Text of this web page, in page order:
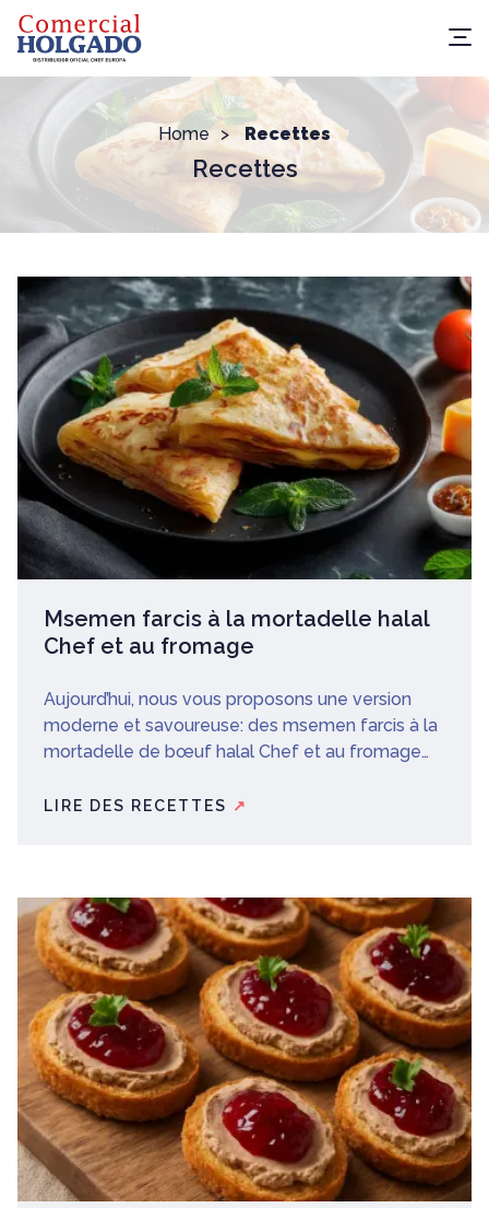
Home Recettes
Recettes
Msemen farcis à la mortadelle halal
Chef et au fromage
Aujourd’hui, nous vous proposons une version
moderne et savoureuse: des msemen farcis à la
mortadelle de bœuf halal Chef et au fromage
LIRE DES RECETTES ↗